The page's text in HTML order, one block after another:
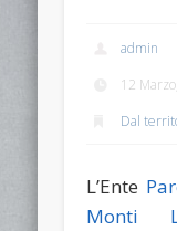
admin
12
Dal
L’Ente
Monti